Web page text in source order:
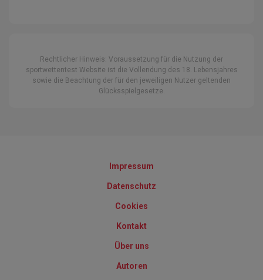
Rechtlicher Hinweis: Voraussetzung für die Nutzung der
sportwettentest Website ist die Vollendung des 18. Lebensjahres
sowie die Beachtung der für den jeweiligen Nutzer geltenden
Glücksspielgesetze.
Impressum
Datenschutz
Cookies
Kontakt
Über uns
Autoren